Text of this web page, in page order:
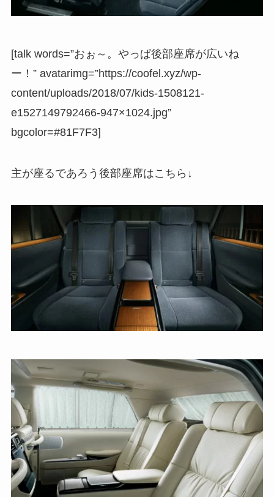
[talk words=”おぉ～。やっぱ後部座席が広いね
ー！” avatarimg=”https://coofel.xyz/wp-
content/uploads/2018/07/kids-1508121-
e1527149792466-947×1024.jpg”
bgcolor=#81F7F3]
主が座るであろう後部座席はこちら↓